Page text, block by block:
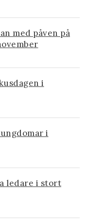
med påven på
i
i
ledare i stort